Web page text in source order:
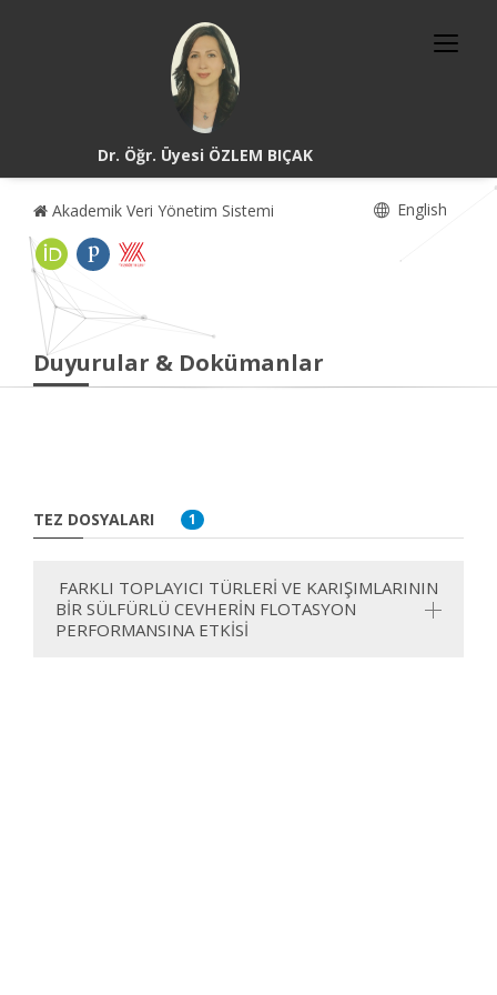
Dr. Öğr. Üyesi ÖZLEM BIÇAK
Akademik Veri Yönetim Sistemi English
Duyurular & Dokümanlar
TEZ DOSYALARI 1
FARKLI TOPLAYICI TÜRLERİ VE KARIŞIMLARININ
BİR SÜLFÜRLÜ CEVHERİN FLOTASYON
PERFORMANSINA ETKİSİ